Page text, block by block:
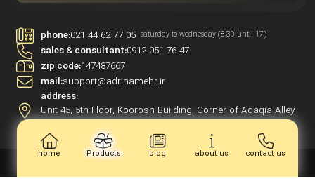
home Products blog about us contact us
phone:021 44 62 77 05 saturday to wednesday (8:30 until 17)
sales & consultant:0912 051 76 47
zip code:147487667
mail:support@adrinamehr.ir
address:
Unit 45, 5th Floor, Koorosh Building, Corner of Aqaqia Alley,